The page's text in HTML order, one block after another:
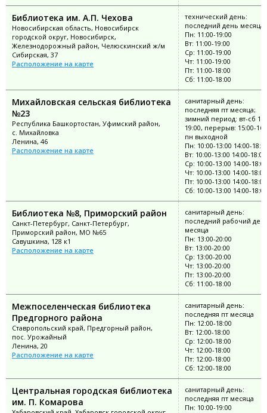
Библиотека им. А.П. Чехова
Новосибирская область, Новосибирск
городской округ, Новосибирск,
Железнодорожный район, Челюскинский ж/м
Сибирская, 37
Расположение на карте
технический день:
последний день месяца
Пн: 11:00-19:00
Вт: 11:00-19:00
Ср: 11:00-19:00
Чт: 11:00-19:00
Пт: 11:00-18:00
Сб: 11:00-18:00
Михайловская сельская библиотека
№23
Республика Башкортостан, Уфимский район,
с. Михайловка
Ленина, 46
Расположение на карте
санитарный день:
последняя пт месяца;
зимний период: вт-сб
19:00, перерыв: 15:00-
пн выходной
Пн: 10:00-13:00 14:00-
Вт: 10:00-13:00 14:00-18:00
Ср: 10:00-13:00 14:00-18:00
Чт: 10:00-13:00 14:00-18:00
Пт: 10:00-13:00 14:00-18:00
Сб: 10:00-13:00 14:00-18:00
Библиотека №8, Приморский район
Санкт-Петербург, Санкт-Петербург,
Приморский район, МО №65
Савушкина, 128 к1
Расположение на карте
санитарный день:
последний рабочий
месяца
Пн: 13:00-20:00
Вт: 13:00-20:00
Ср: 13:00-20:00
Чт: 13:00-20:00
Пт: 13:00-20:00
Сб: 11:00-18:00
Межпоселенческая библиотека
Предгорного района
Ставропольский край, Предгорный район,
пос. Урожайный
Ленина, 20
Расположение на карте
санитарный день:
последняя пт месяца
Пн: 12:00-18:00
Вт: 12:00-18:00
Ср: 12:00-18:00
Чт: 12:00-18:00
Пт: 12:00-18:00
Сб: 12:00-18:00
Центральная городская библиотека
им. П. Комарова
санитарный день:
последняя пт месяца
Пн: 10:00-19:00